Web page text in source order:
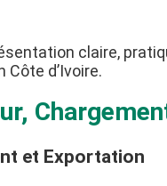
claire,
d’Ivoire.
et Exportation